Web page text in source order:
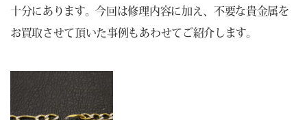
十分にあります。今回は修理内容に加え、不要な貴金属を
お買取させて頂いた事例もあわせてご紹介します。